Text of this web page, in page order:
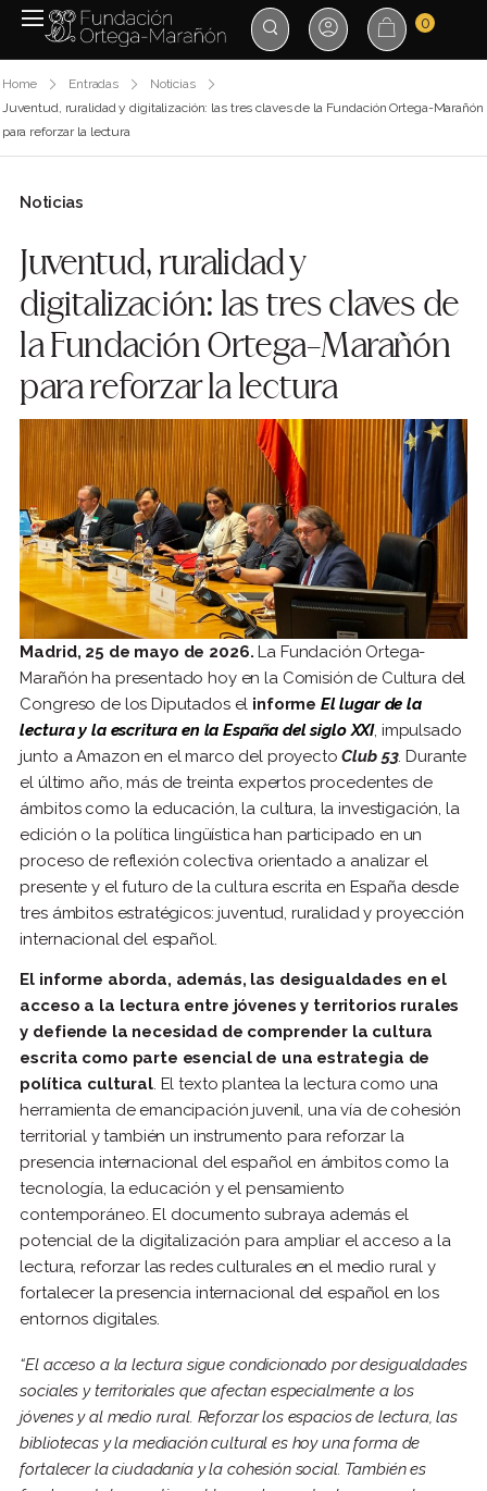
0
Home Entradas
Noticias
Juventud, ruralidad y digitalización: las tres claves de la Fundación Ortega-Marañón
para reforzar la lectura
Noticias
Juventud, ruralidad y
digitalización: las tres claves de
la Fundación Ortega-Marañón
para reforzar la lectura
Madrid, 25 de mayo de 2026.La Fundación Ortega-
Marañón ha presentado hoy en la Comisión de Cultura del
Congreso de los Diputados el informe El lugar de la
lectura y la escritura en la España del siglo XXI, impulsado
junto a Amazon en el marco del proyectoClub 53. Durante
el último año, más de treinta expertos procedentes de
ámbitos como la educación, la cultura, la investigación, la
edición o la política lingüística han participado en un
proceso de reflexión colectiva orientado a analizar el
presente y el futuro de la cultura escrita en España desde
tres ámbitos estratégicos: juventud, ruralidad y proyección
internacional del español.
El informe aborda, además, las desigualdades en el
acceso a la lectura entre jóvenes y territorios rurales
y defiende la necesidad de comprender la cultura
escrita como parte esencial de una estrategia de
política cultural. El texto plantea la lectura como una
herramienta de emancipación juvenil, una vía de cohesión
territorial y también un instrumento para reforzar la
presencia internacional del español en ámbitos como la
tecnología, la educación y el pensamiento
contemporáneo. El documento subraya además el
potencial de la digitalización para ampliar el acceso a la
lectura, reforzar las redes culturales en el medio rural y
fortalecer la presencia internacional del español en los
entornos digitales.
“El acceso a la lectura sigue condicionado por desigualdades
sociales y territoriales que afectan especialmente a los
jóvenes y al medio rural. Reforzar los espacios de lectura, las
bibliotecas y la mediación cultural es hoy una forma de
fortalecer la ciudadanía y la cohesión social. También es